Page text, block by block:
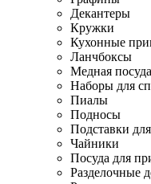
Декантеры
Кружки
Кухонные
Ланчбоксы
Медная посуда
Наборы для
Пиалы
Подносы
Подставки
Чайники
Посуда для
Разделочные